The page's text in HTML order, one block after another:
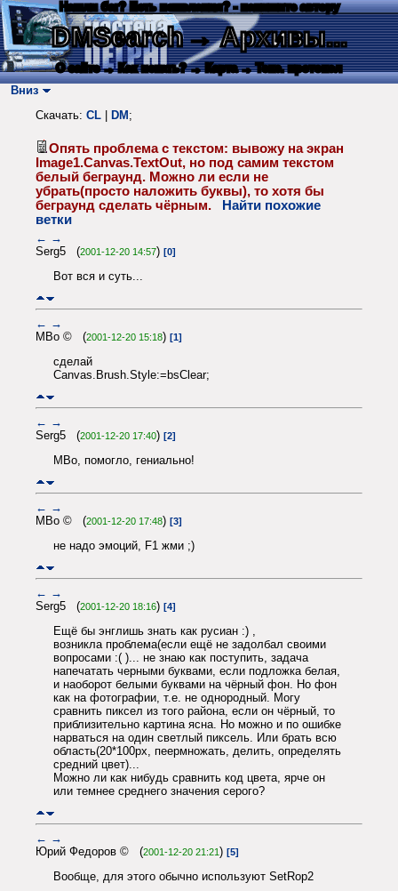
Нашли баг? Есть пожелания? - напишите автору
DMSearch→ Архивы...
О сайте → Как искать? → Карта → Текс. протокол
Вниз
Скачать: CL DM ;
Опять проблема с текстом: вывожу на экран
Image1.Canvas.TextOut, но под самим текстом
белый беграунд. Можно ли если не
убрать(просто наложить буквы), то хотя бы
беграунд сделать чёрным.
Найти похожие
ветки
← →
Serg5 (2001-12-20 14:57) [0]
Вот вся и суть...
← →
MBo © (2001-12-20 15:18) [1]
сделай
Canvas.Brush.Style:=bsClear;
← →
Serg5 (2001-12-20 17:40) [2]
MBo, помогло, гениально!
← →
MBo © (2001-12-20 17:48) [3]
не надо эмоций, F1 жми ;)
← →
Serg5 (2001-12-20 18:16) [4]
Ещё бы энглишь знать как русиан :) ,
возникла проблема(если ещё не задолбал своими
вопросами :( )... не знаю как поступить, задача
напечатать черными буквами, если подложка белая,
и наоборот белыми буквами на чёрный фон. Но фон
как на фотографии, т.е. не однородный. Могу
сравнить пиксел из того района, если он чёрный, то
приблизительно картина ясна. Но можно и по ошибке
нарваться на один светлый пиксель. Или брать всю
область(20*100px, пеермножать, делить, определять
средний цвет)...
Можно ли как нибудь сравнить код цвета, ярче он
или темнее среднего значения серого?
← →
Юрий Федоров © (2001-12-20 21:21) [5]
Вообще, для этого обычно используют SetRop2